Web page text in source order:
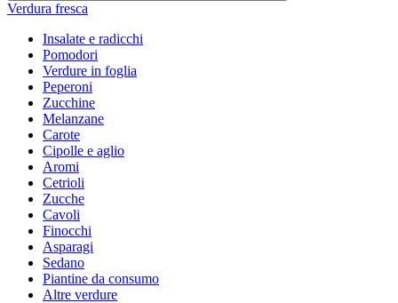
Verdura fresca
Insalate e radicchi
Pomodori
Verdure in foglia
Peperoni
Zucchine
Melanzane
Carote
Cipolle e aglio
Aromi
Cetrioli
Zucche
Cavoli
Finocchi
Asparagi
Sedano
Piantine da consumo
Altre verdure